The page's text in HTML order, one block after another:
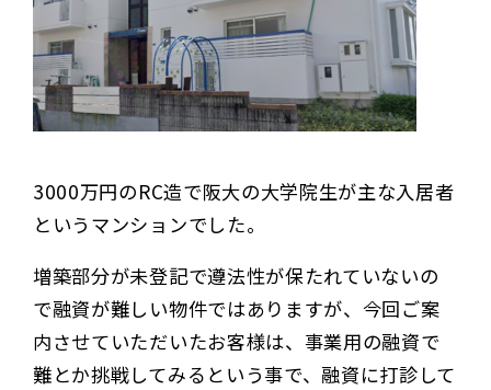
3000万円のRC造で阪大の大学院生が主な入居者
というマンションでした。
増築部分が未登記で遵法性が保たれていないの
で融資が難しい物件ではありますが、今回ご案
内させていただいたお客様は、事業用の融資で
難とか挑戦してみるという事で、融資に打診して